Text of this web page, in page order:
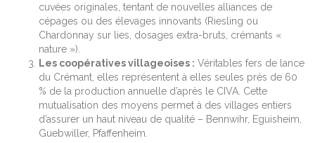
cuvées originales, tentant de nouvelles alliances de
cépages ou des élevages innovants (Riesling ou
Chardonnay sur lies, dosages extra-bruts, crémants «
nature »).
Les coopératives villageoises : Véritables fers de lance
du Crémant, elles représentent à elles seules près de 60
% de la production annuelle d’après le CIVA. Cette
mutualisation des moyens permet à des villages entiers
d’assurer un haut niveau de qualité – Bennwihr, Eguisheim,
Guebwiller, Pfaffenheim.